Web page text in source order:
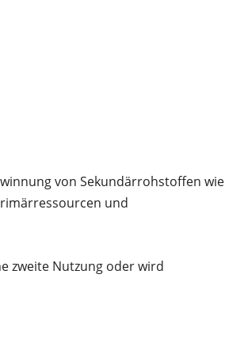
von Sekundärrohstoffen wie
und
zweite Nutzung oder wird